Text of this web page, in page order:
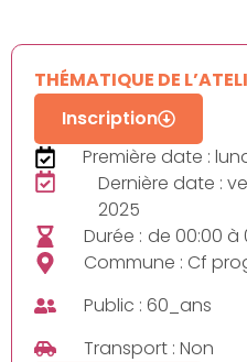
THÉMATIQUE DE
Inscription
Première date :
Dernière date :
2025
Durée : de 00:00 à
Commune : Cf
Public : 60_ans
Transport : Non